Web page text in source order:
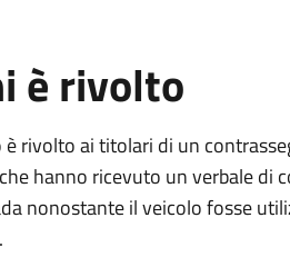
è rivolto
è rivolto ai titolari di un
hanno ricevuto un verbale di
nonostante il veicolo fosse